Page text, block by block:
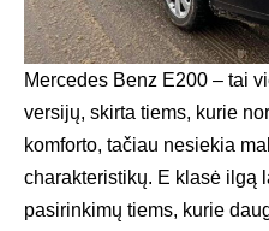
Mercedes Benz E200 – tai
versijų, skirta tiems, kurie
komforto, tačiau nesiekia
charakteristikų. E klasė ilgą
pasirinkimų tiems, kurie